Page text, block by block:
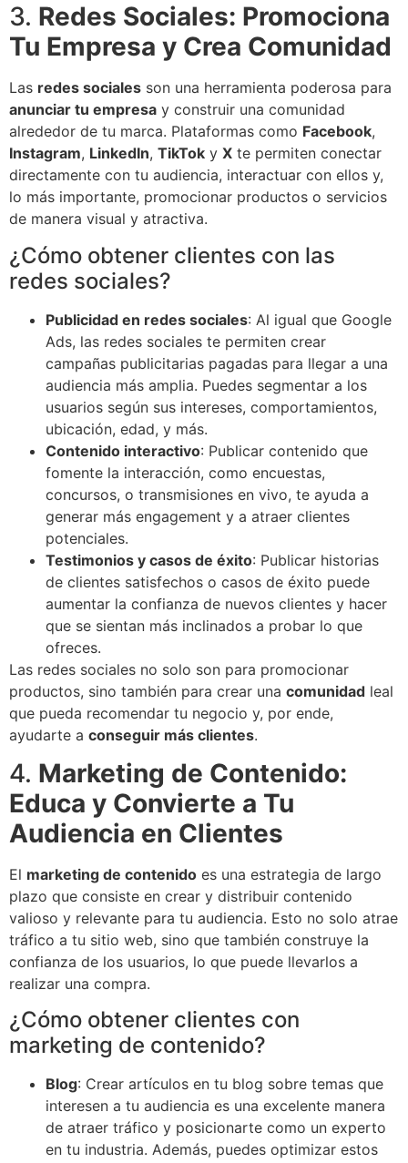
3. Redes Sociales: Promociona
Tu Empresa y Crea Comunidad
Las redes sociales son una herramienta poderosa para
anunciar tu empresa y construir una comunidad
alrededor de tu marca. Plataformas como Facebook,
Instagram, LinkedIn, TikTok y X te permiten conectar
directamente con tu audiencia, interactuar con ellos y,
lo más importante, promocionar productos o servicios
de manera visual y atractiva.
¿Cómo obtener clientes con las
redes sociales?
Publicidad en redes sociales: Al igual que Google
Ads, las redes sociales te permiten crear
campañas publicitarias pagadas para llegar a una
audiencia más amplia. Puedes segmentar a los
usuarios según sus intereses, comportamientos,
ubicación, edad, y más.
Contenido interactivo: Publicar contenido que
fomente la interacción, como encuestas,
concursos, o transmisiones en vivo, te ayuda a
generar más engagement y a atraer clientes
potenciales.
Testimonios y casos de éxito: Publicar historias
de clientes satisfechos o casos de éxito puede
aumentar la confianza de nuevos clientes y hacer
que se sientan más inclinados a probar lo que
ofreces.
Las redes sociales no solo son para promocionar
productos, sino también para crear una comunidad leal
que pueda recomendar tu negocio y, por ende,
ayudarte a conseguir más clientes.
4. Marketing de Contenido:
Educa y Convierte a Tu
Audiencia en Clientes
El marketing de contenido es una estrategia de largo
plazo que consiste en crear y distribuir contenido
valioso y relevante para tu audiencia. Esto no solo atrae
tráfico a tu sitio web, sino que también construye la
confianza de los usuarios, lo que puede llevarlos a
realizar una compra.
¿Cómo obtener clientes con
marketing de contenido?
Blog: Crear artículos en tu blog sobre temas que
interesen a tu audiencia es una excelente manera
de atraer tráfico y posicionarte como un experto
en tu industria. Además, puedes optimizar estos